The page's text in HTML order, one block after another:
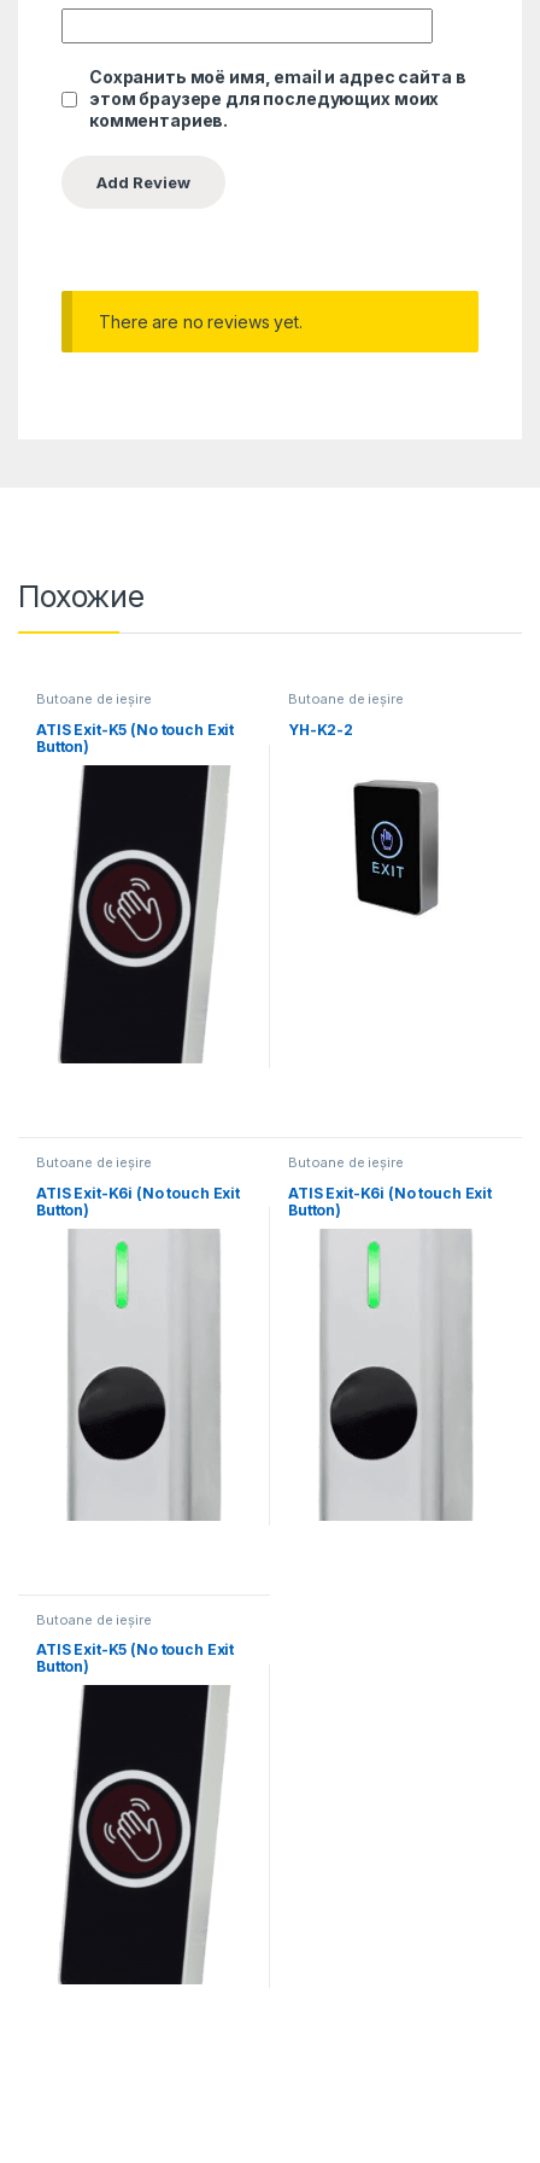
Сохранить моё имя, email и адрес сайта в
этом браузере для последующих моих
комментариев.
There are no reviews yet.
Похожие
Butoane de ieșire
ATIS Exit-K5 (No touch Exit
Button)
Butoane de ieșire
YH-K2-2
Butoane de ieșire
ATIS Exit-K6i (No touch Exit
Button)
Butoane de ieșire
ATIS Exit-K6i (No touch Exit
Button)
Butoane de ieșire
ATIS Exit-K5 (No touch Exit
Button)